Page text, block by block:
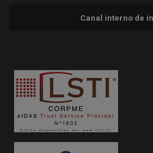
Canal interno de